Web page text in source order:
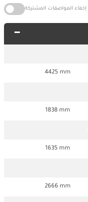
إخفاء المواصفات المشتركة
4425 mm
1838 mm
1635 mm
2666 mm